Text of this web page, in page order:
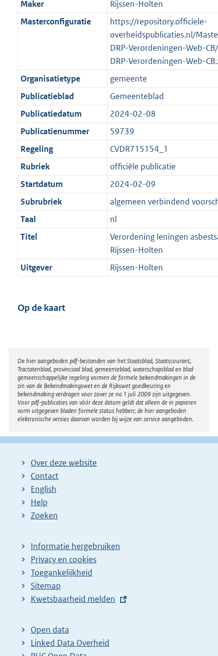
Maker
Rijssen-Holten
Masterconfiguratie
https://repository.officiele-
overheidspublicaties.nl/
DRP-Verordeningen-Web-
DRP-Verordeningen-Web-
Organisatietype
gemeente
Publicatieblad
Gemeenteblad
Publicatiedatum
2024-02-08
Publicatienummer
59739
Regeling
CVDR715154_1
Rubriek
officiële publicatie
Startdatum
2024-02-09
Subrubriek
algemeen verbindend
Taal
nl
Titel
Verordening leningen
Rijssen-Holten
Uitgever
Rijssen-Holten
Op de kaart
Disclaimer
De hier aangeboden pdf-bestanden van het Staatsblad, Staatscourant,
Tractatenblad, provinciaal blad, gemeenteblad, waterschapsblad en blad
gemeenschappelijke regeling vormen de formele bekendmakingen in de
zin van de Bekendmakingswet en de Rijkswet goedkeuring en
bekendmaking verdragen voor zover ze na 1 juli 2009 zijn uitgegeven.
Voor pdf-publicaties van vóór deze datum geldt dat alleen de in papieren
vorm uitgegeven bladen formele status hebben; de hier aangeboden
elektronische versies daarvan worden bij wijze van service aangeboden.
Over deze website
Contact
English
Help
Zoeken
Informatie hergebruiken
Privacy en cookies
Toegankelijkheid
Sitemap
E
t
e
r
Kwetsbaarheid melden
Open data
Linked Data Overheid